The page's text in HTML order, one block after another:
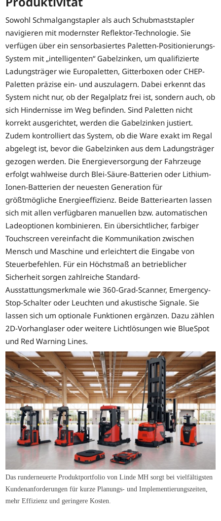
Sowohl Schmalgangstapler als auch Schubmaststapler
navigieren mit modernster Reflektor-Technologie. Sie
verfügen über ein sensorbasiertes Paletten-Positionierungs-
System mit „intelligenten“ Gabelzinken, um qualifizierte
Ladungsträger wie Europaletten, Gitterboxen oder CHEP-
Paletten präzise ein- und auszulagern. Dabei erkennt das
System nicht nur, ob der Regalplatz frei ist, sondern auch, ob
sich Hindernisse im Weg befinden. Sind Paletten nicht
korrekt ausgerichtet, werden die Gabelzinken justiert.
Zudem kontrolliert das System, ob die Ware exakt im Regal
abgelegt ist, bevor die Gabelzinken aus dem Ladungsträger
gezogen werden. Die Energieversorgung der Fahrzeuge
erfolgt wahlweise durch Blei-Säure-Batterien oder Lithium-
Ionen-Batterien der neuesten Generation für
größtmögliche Energieeffizienz. Beide Batteriearten lassen
sich mit allen verfügbaren manuellen bzw. automatischen
Ladeoptionen kombinieren. Ein übersichtlicher, farbiger
Touchscreen vereinfacht die Kommunikation zwischen
Mensch und Maschine und erleichtert die Eingabe von
Steuerbefehlen. Für ein Höchstmaß an betrieblicher
Sicherheit sorgen zahlreiche Standard-
Ausstattungsmerkmale wie 360-Grad-Scanner, Emergency-
Stop-Schalter oder Leuchten und akustische Signale. Sie
lassen sich um optionale Funktionen ergänzen. Dazu zählen
2D-Vorhanglaser oder weitere Lichtlösungen wie BlueSpot
und Red Warning Lines.
Das runderneuerte Produktportfolio von Linde MH sorgt bei vielfältigsten
Kundenanforderungen für kurze Planungs- und Implementierungszeiten,
mehr Effizienz und geringere Kosten.